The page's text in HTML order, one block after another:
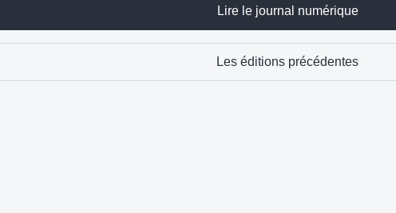
Lire le journal numérique
Les éditions précédentes